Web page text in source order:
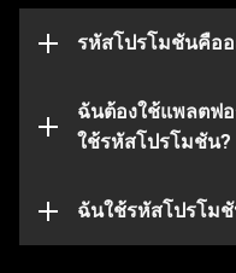
รหัสโปรโมชันคืออ
โปรโมชันอาจเชื่อมโย
กับบัญชีที่ส่งรหัสไปในต
ฉันต้องใช้แพลตฟ
ใช้รหัสโปรโมชัน?
แต่โปรดทราบว่า รหัสบ
ได้เข้าสู่ระบบด้วยบัญชี
แพลตฟอร์มที่คุณเลือก
ฉันใช้รหัสโปรโม
รหัสโปรโมชันที่คุณใช้
เรื่องไปที่ทีมสนับสนุนข